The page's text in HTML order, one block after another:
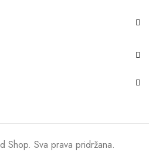
Sva prava pridržana.